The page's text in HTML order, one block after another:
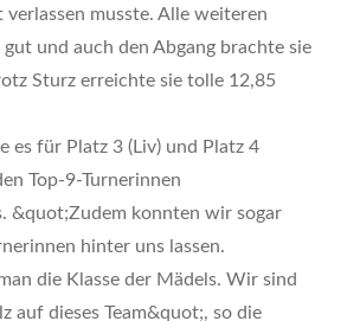
verlassen musste. Alle weiteren
gut und auch den Abgang brachte sie
Sturz erreichte sie tolle 12,85
es für Platz 3 (Liv) und Platz 4
Top-9-Turnerinnen
&quot;Zudem konnten wir sogar
hinter uns lassen.
die Klasse der Mädels. Wir sind
auf dieses Team&quot;, so die